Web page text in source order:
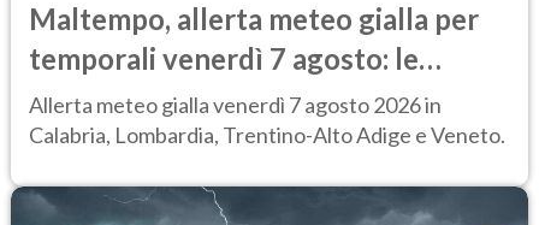
Maltempo, allerta meteo gialla per
temporali venerdì 7 agosto: le
regioni colpite
Allerta meteo gialla venerdì 7 agosto 2026 in
Calabria, Lombardia, Trentino-Alto Adige e Veneto.